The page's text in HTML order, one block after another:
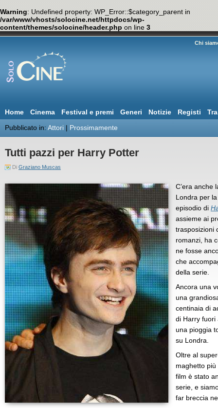
Warning: Undefined property: WP_Error::$category_parent in
/var/www/vhosts/solocine.net/httpdocs/wp-
content/themes/solocine/header.php on line 3
Chi
Home Cinema Festival e premi Generi Notizie Registi
Pubblicato in: Attori | Prossimamente
Tutti pazzi per Harry Potter
Di Graziano Muscas
C’era anche
Londra per
episodio di
assieme ai
trasposizioni
romanzi, ha
ne fosse
che
della serie.
Ancora una
una
centinaia di
di Harry
una pioggia
su Londra.
Oltre al
maghetto più
film è stato
serie, e
far breccia